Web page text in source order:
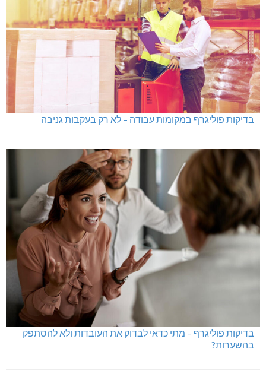
בדיקות פוליגרף במקומות עבודה – לא רק בעקבות גניבה
בדיקות פוליגרף – מתי כדאי לבדוק את העובדות ולא להסתפק
בהשערות?